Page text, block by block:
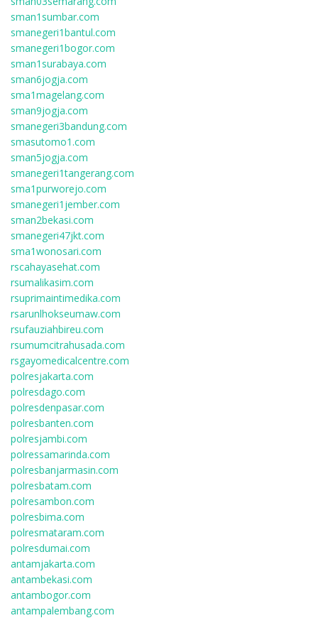
sman1sumbar.com
smanegeri1bantul.com
smanegeri1bogor.com
sman1surabaya.com
sman6jogja.com
sma1magelang.com
sman9jogja.com
smanegeri3bandung.com
smasutomo1.com
sman5jogja.com
smanegeri1tangerang.com
sma1purworejo.com
smanegeri1jember.com
sman2bekasi.com
smanegeri47jkt.com
sma1wonosari.com
rscahayasehat.com
rsumalikasim.com
rsuprimaintimedika.com
rsarunlhokseumaw.com
rsufauziahbireu.com
rsumumcitrahusada.com
rsgayomedicalcentre.com
polresjakarta.com
polresdago.com
polresdenpasar.com
polresbanten.com
polresjambi.com
polressamarinda.com
polresbanjarmasin.com
polresbatam.com
polresambon.com
polresbima.com
polresmataram.com
polresdumai.com
antamjakarta.com
antambekasi.com
antambogor.com
antampalembang.com